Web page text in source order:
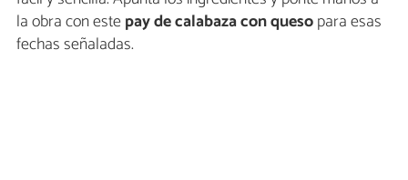
la obra con estepay de calabaza con quesopara esas
fechas señaladas.